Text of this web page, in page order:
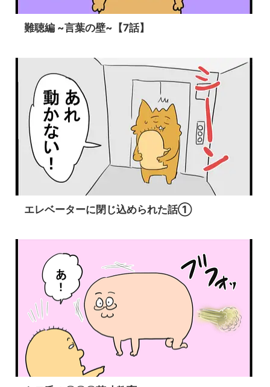
難聴編 ~言葉の壁~【7話】
エレベーターに閉じ込められた話①